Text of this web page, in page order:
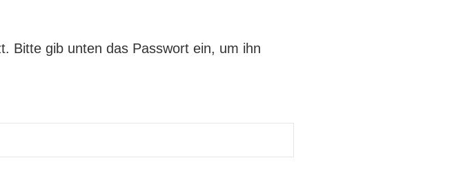
Bitte gib unten das Passwort ein, um ihn